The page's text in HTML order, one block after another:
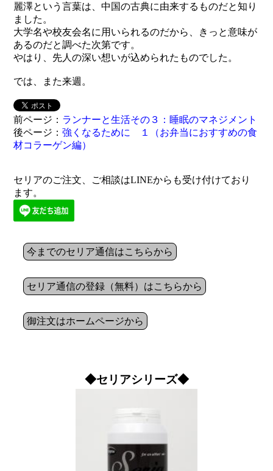
麗澤という言葉は、中国の古典に由来するものだと知り
ました。
大学名や校友会名に用いられるのだから、きっと意味が
あるのだと調べた次第です。
やはり、先人の深い想いが込められたものでした。
では、また来週。
前ページ： ランナーと生活その３：睡眠のマネジメント
後ページ：強くなるために １（お弁当におすすめの食
材コラーゲン編）
セリアのご注文、ご相談はLINEからも受け付けており
ます。
今までのセリア通信はこちらから
セリア通信の登録（無料）はこちらから
御注文はホームページから
◆セリアシリーズ◆